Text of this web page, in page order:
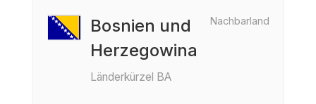
Nachbarland
Bosnien und
Herzegowina
Länderkürzel BA